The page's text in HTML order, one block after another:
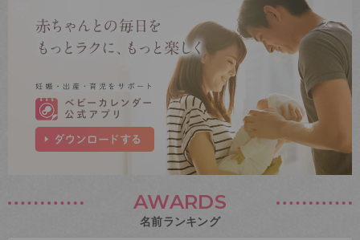
AWARDS
名前ランキング